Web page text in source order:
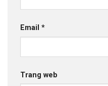
Email *
Trang web